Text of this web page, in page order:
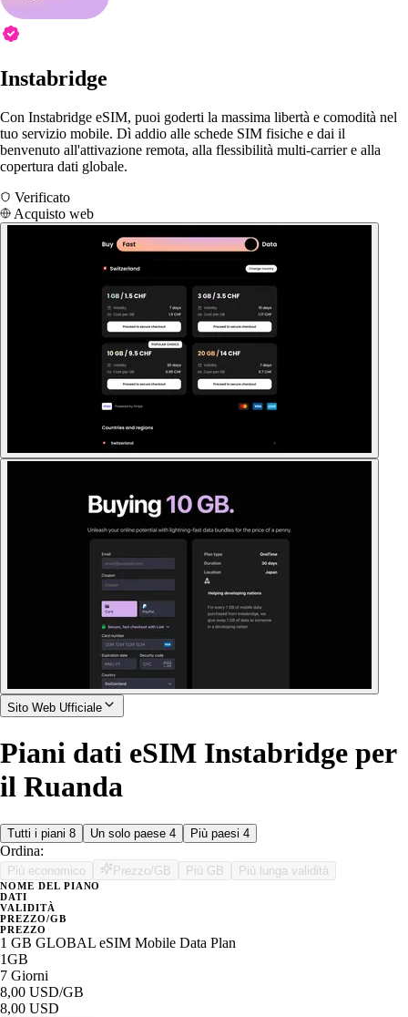
Instabridge
Con Instabridge eSIM, puoi goderti la massima libertà e comodità nel
tuo servizio mobile. Dì addio alle schede SIM fisiche e dai il
benvenuto all'attivazione remota, alla flessibilità multi-carrier e alla
copertura dati globale.
Verificato
Acquisto web
Sito Web Ufficiale
Piani dati eSIM Instabridge per
il Ruanda
Tutti i piani 8 Un solo paese 4 Più paesi 4
Ordina:
Più economico Prezzo/GB Più GB Più lunga validità
NOME DEL PIANO
DATI
VALIDITÀ
PREZZO/GB
PREZZO
1 GB GLOBAL eSIM Mobile Data Plan
1GB
7 Giorni
8,00 USD/GB
8,00 USD